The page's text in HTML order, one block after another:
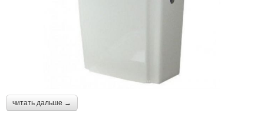
читать дальше →